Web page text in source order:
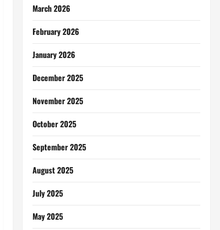
March 2026
February 2026
January 2026
December 2025
November 2025
October 2025
September 2025
August 2025
July 2025
May 2025